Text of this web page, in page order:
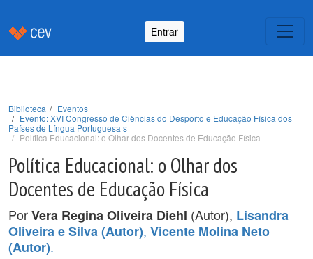
Entrar
Biblioteca
Eventos
Evento: XVI Congresso de Ciências do Desporto e Educação Física dos
Países de Língua Portuguesa s
Política Educacional: o Olhar dos Docentes de Educação Física
Política Educacional: o Olhar dos
Docentes de Educação Física
PorVera Regina Oliveira Diehl (Autor), Lisandra
Oliveira e Silva (Autor), Vicente Molina Neto
(Autor).